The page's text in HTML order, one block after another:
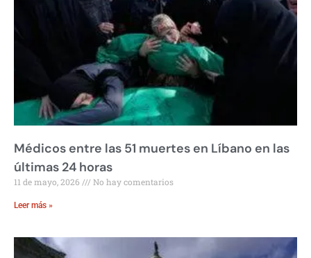
Médicos entre las 51 muertes en Líbano en las
últimas 24 horas
11 de mayo, 2026 No hay comentarios
Leer más »